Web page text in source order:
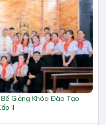
Giảng Khóa Đào Tạo
II